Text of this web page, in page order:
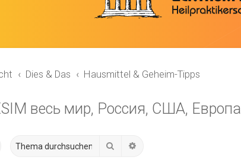
Dies & Das Hausmittel & Geheim-Tipps
весь мир, Россия, США, Европа
Suche